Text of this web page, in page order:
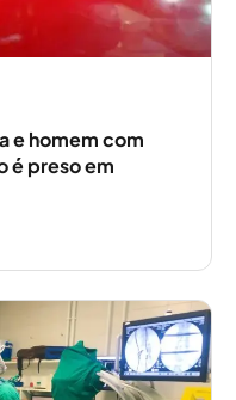
e homem com
é preso em